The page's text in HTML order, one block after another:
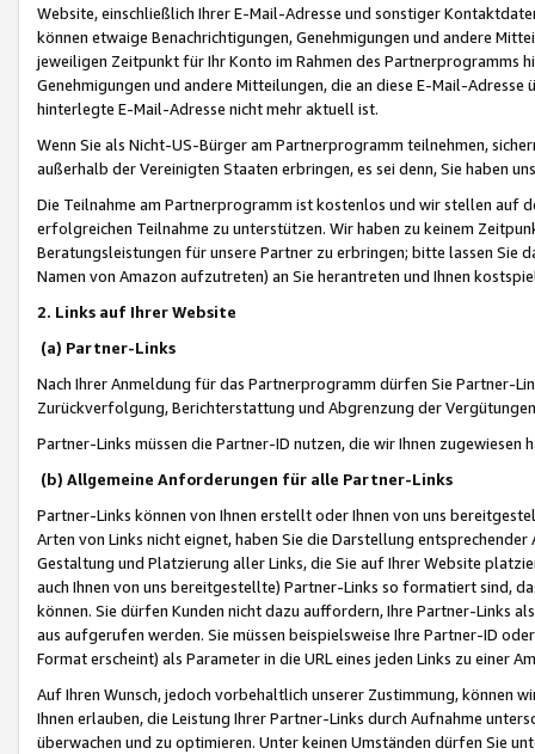
Website, einschließlich Ihrer E-Mail-Adresse und sonstiger
können etwaige Benachrichtigungen, Genehmigungen und andere
jeweiligen Zeitpunkt für Ihr Konto im Rahmen des Partnerprogramms
Genehmigungen und andere Mitteilungen, die an diese E-Mail-
hinterlegte E-Mail-Adresse nicht mehr aktuell ist.
Wenn Sie als Nicht-US-Bürger am Partnerprogramm teilnehmen,
außerhalb der Vereinigten Staaten erbringen, es sei denn, Sie haben
Die Teilnahme am Partnerprogramm ist kostenlos und wir stellen auf
erfolgreichen Teilnahme zu unterstützen. Wir haben zu keinem
Beratungsleistungen für unsere Partner zu erbringen; bitte lassen Sie
Namen von Amazon aufzutreten) an Sie herantreten und Ihnen
2. Links auf Ihrer Website
(a) Partner-Links
Nach Ihrer Anmeldung für das Partnerprogramm dürfen Sie Partner-
Zurückverfolgung, Berichterstattung und Abgrenzung der
Partner-Links müssen die Partner-ID nutzen, die wir Ihnen zugewiesen
(b) Allgemeine Anforderungen für alle Partner-Links
Partner-Links können von Ihnen erstellt oder Ihnen von uns
Arten von Links nicht eignet, haben Sie die Darstellung
Gestaltung und Platzierung aller Links, die Sie auf Ihrer Website
auch Ihnen von uns bereitgestellte) Partner-Links so formatiert sind,
können. Sie dürfen Kunden nicht dazu auffordern, Ihre Partner-Links
aus aufgerufen werden. Sie müssen beispielsweise Ihre Partner-ID
Format erscheint) als Parameter in die URL eines jeden Links zu einer
Auf Ihren Wunsch, jedoch vorbehaltlich unserer Zustimmung, können
Ihnen erlauben, die Leistung Ihrer Partner-Links durch Aufnahme
überwachen und zu optimieren. Unter keinen Umständen dürfen Sie